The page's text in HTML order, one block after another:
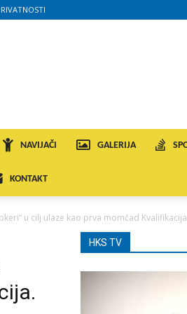
NAVIJAČI GALERIJA
KONTAKT
u cilj ulaze kao prva momčad
HKS TV